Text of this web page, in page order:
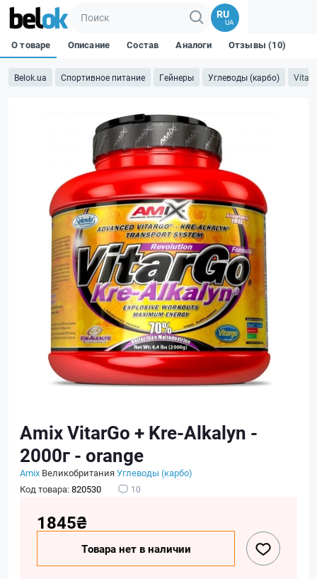
RU
UA
Belok.ua Спортивное питание Гейнеры Углеводы (карбо)
О товаре Описание Состав Аналоги Отзывы (10)
Amix VitarGo + Kre-Alkalyn -
2000г - orange
Amix ВеликобританияУглеводы (карбо)
Код товара:820530 10
1845₴
Товара нет в наличии